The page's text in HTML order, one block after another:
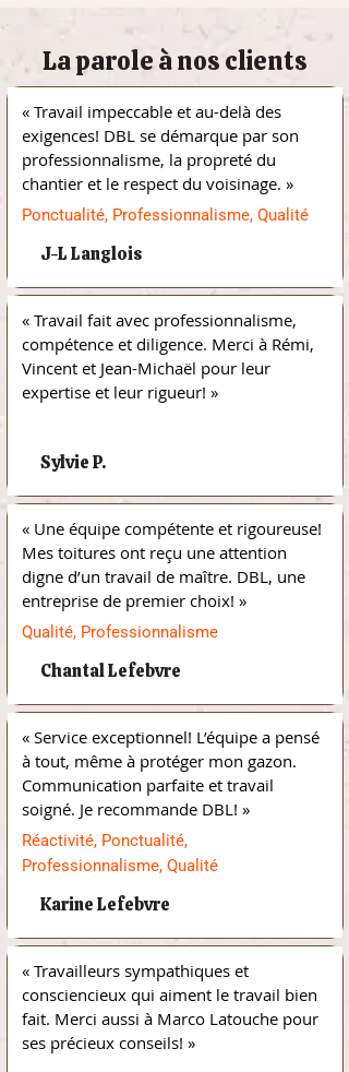
La parole à nos clients
« Travail impeccable et au-delà des
exigences! DBL se démarque par son
professionnalisme, la propreté du
chantier et le respect du voisinage. »
Ponctualité, Professionnalisme, Qualité
J-L Langlois
« Travail fait avec professionnalisme,
compétence et diligence. Merci à Rémi,
Vincent et Jean-Michaël pour leur
expertise et leur rigueur! »
Sylvie P.
« Une équipe compétente et rigoureuse!
Mes toitures ont reçu une attention
digne d’un travail de maître. DBL, une
entreprise de premier choix! »
Qualité, Professionnalisme
Chantal Lefebvre
« Service exceptionnel! L’équipe a pensé
à tout, même à protéger mon gazon.
Communication parfaite et travail
soigné. Je recommande DBL! »
Réactivité, Ponctualité,
Professionnalisme, Qualité
Karine Lefebvre
« Travailleurs sympathiques et
consciencieux qui aiment le travail bien
fait. Merci aussi à Marco Latouche pour
ses précieux conseils! »